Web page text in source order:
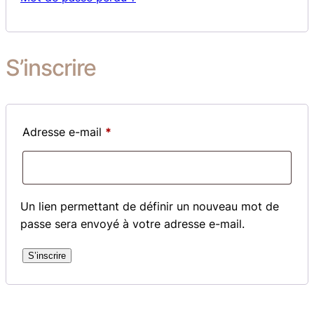
S’inscrire
Adresse e-mail *
Un lien permettant de définir un nouveau mot de
passe sera envoyé à votre adresse e-mail.
S’inscrire